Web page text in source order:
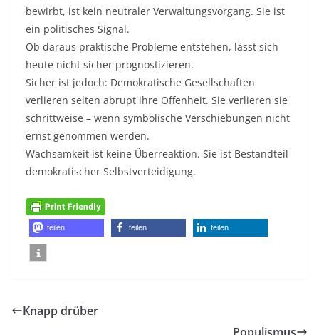
bewirbt, ist kein neutraler Verwaltungsvorgang. Sie ist
ein politisches Signal.
Ob daraus praktische Probleme entstehen, lässt sich
heute nicht sicher prognostizieren.
Sicher ist jedoch: Demokratische Gesellschaften
verlieren selten abrupt ihre Offenheit. Sie verlieren sie
schrittweise – wenn symbolische Verschiebungen nicht
ernst genommen werden.
Wachsamkeit ist keine Überreaktion. Sie ist Bestandteil
demokratischer Selbstverteidigung.
teilen teilen teilen
Knapp drüber